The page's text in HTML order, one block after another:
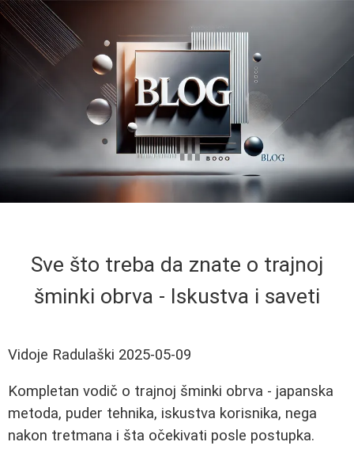
Sve što treba da znate o trajnoj
šminki obrva - Iskustva i saveti
Vidoje Radulaški 2025-05-09
Kompletan vodič o trajnoj šminki obrva - japanska
metoda, puder tehnika, iskustva korisnika, nega
nakon tretmana i šta očekivati posle postupka.